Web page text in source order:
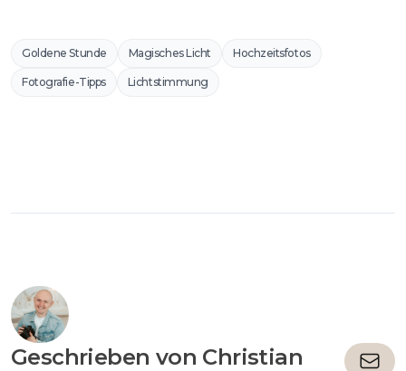
Goldene Stunde Magisches Licht Hochzeitsfotos
Fotografie-Tipps Lichtstimmung
Geschrieben von Christian